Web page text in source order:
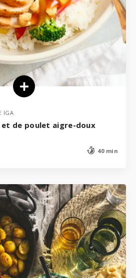
IGA
et de poulet aigre-doux
40 min